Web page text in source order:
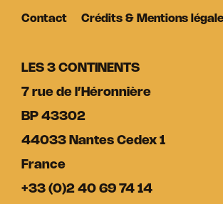
LES 3 CONTINENTS
7 rue de l’Héronnière
BP 43302
44033 Nantes Cedex 1
France
+33 (0)2 40 69 74 14
Contact Crédits & Mentions